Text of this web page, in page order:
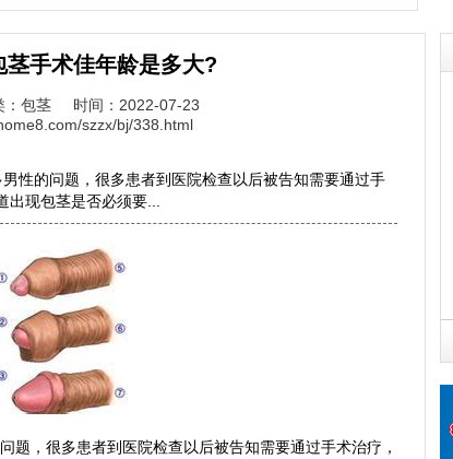
手术佳年龄是多大?
：包茎
时间：2022-07-23
szzx/bj/338.html
性的问题，很多患者到医院检查以后被告知需要通过手
现包茎是否必须要...
题，很多患者到医院检查以后被告知需要通过手术治疗，